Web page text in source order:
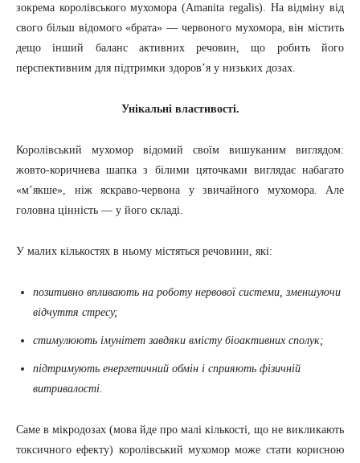
зокрема королівського мухомора (Amanita regalis). На відміну від
свого більш відомого «брата» — червоного мухомора, він містить
дещо інший баланс активних речовин, що робить його
перспективним для підтримки здоров’я у низьких дозах.
Унікальні властивості.
Королівський мухомор відомий своїм вишуканим виглядом:
жовто-коричнева шапка з білими цяточками виглядає набагато
«м’якше», ніж яскраво-червона у звичайного мухомора. Але
головна цінність — у його складі.
У малих кількостях в ньому містяться речовини, які:
позитивно впливають на роботу нервової системи, зменшуючи
відчуття стресу;
стимулюють імунітет завдяки вмісту біоактивних сполук;
підтримують енергетичний обмін і сприяють фізичній
витривалості.
Саме в мікродозах (мова йде про малі кількості, що не викликають
токсичного ефекту) королівський мухомор може стати корисною